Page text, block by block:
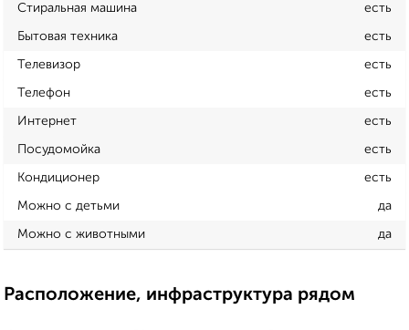
Стиральная машина есть
Бытовая техника есть
Телевизор есть
Телефон есть
Интернет есть
Посудомойка есть
Кондиционер есть
Можно с детьми да
Можно с животными да
Расположение, инфраструктура рядом